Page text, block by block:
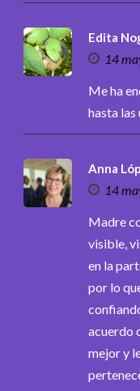
Edita
14
Me ha
hasta las
Anna
14
Madre
visible,
en la
por lo
acuerdo
mejor y